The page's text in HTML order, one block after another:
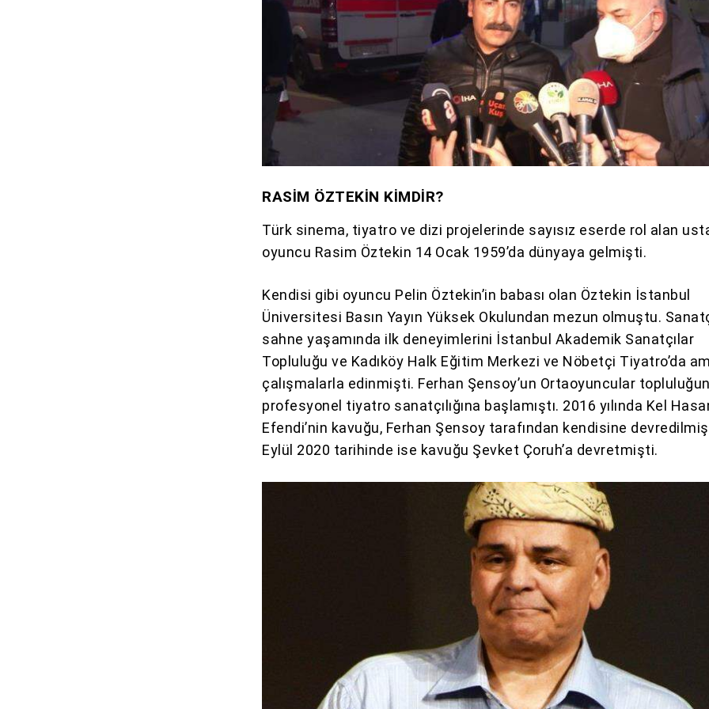
RASİM ÖZTEKİN KİMDİR?
Türk sinema, tiyatro ve dizi projelerinde sayısız eserde rol alan
oyuncu Rasim Öztekin 14 Ocak 1959’da dünyaya gelmişti.
Kendisi gibi oyuncu Pelin Öztekin’in babası olan Öztekin İstanbul
Üniversitesi Basın Yayın Yüksek Okulundan mezun olmuştu.
sahne yaşamında ilk deneyimlerini İstanbul Akademik Sanatçılar
Topluluğu ve Kadıköy Halk Eğitim Merkezi ve Nöbetçi Tiyatro’da
çalışmalarla edinmişti. Ferhan Şensoy’un Ortaoyuncular
profesyonel tiyatro sanatçılığına başlamıştı. 2016 yılında Kel
Efendi’nin kavuğu, Ferhan Şensoy tarafından kendisine
Eylül 2020 tarihinde ise kavuğu Şevket Çoruh’a devretmişti.